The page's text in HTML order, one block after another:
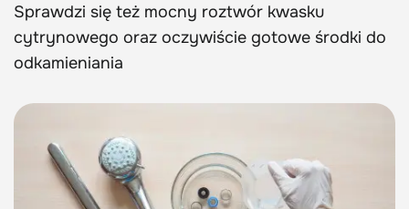
Sprawdzi się też mocny roztwór kwasku
cytrynowego oraz oczywiście gotowe środki do
odkamieniania